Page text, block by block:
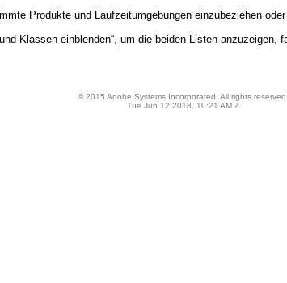
Produkte und Laufzeitumgebungen einzubeziehen
Klassen einblenden“, um die beiden Listen anzuzeigen,
© 2015 Adobe Systems Incorporated. All rights reserved.
Tue Jun 12 2018, 10:21 AM Z